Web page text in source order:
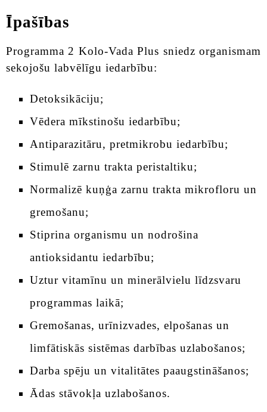
Īpašības
Programma 2 Kolo-Vada Plus sniedz organismam
sekojošu labvēlīgu iedarbību:
Detoksikāciju;
Vēdera mīkstinošu iedarbību;
Antiparazitāru, pretmikrobu iedarbību;
Stimulē zarnu trakta peristaltiku;
Normalizē kuņģa zarnu trakta mikrofloru un
gremošanu;
Stiprina organismu un nodrošina
antioksidantu iedarbību;
Uztur vitamīnu un minerālvielu līdzsvaru
programmas laikā;
Gremošanas, urīnizvades, elpošanas un
limfātiskās sistēmas darbības uzlabošanos;
Darba spēju un vitalitātes paaugstināšanos;
Ādas stāvokļa uzlabošanos.